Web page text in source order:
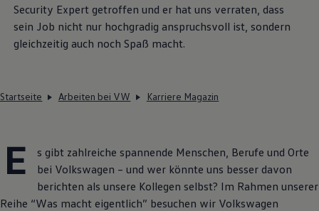
Security Expert getroffen und er hat uns verraten, dass
sein Job nicht nur hochgradig anspruchsvoll ist, sondern
gleichzeitig auch noch Spaß macht.
Startseite Arbeiten bei VW Karriere Magazin
E
s gibt zahlreiche spannende Menschen, Berufe und Orte
bei Volkswagen – und wer könnte uns besser davon
berichten als unsere Kollegen selbst? Im Rahmen unserer
Reihe “Was macht eigentlich” besuchen wir Volkswagen